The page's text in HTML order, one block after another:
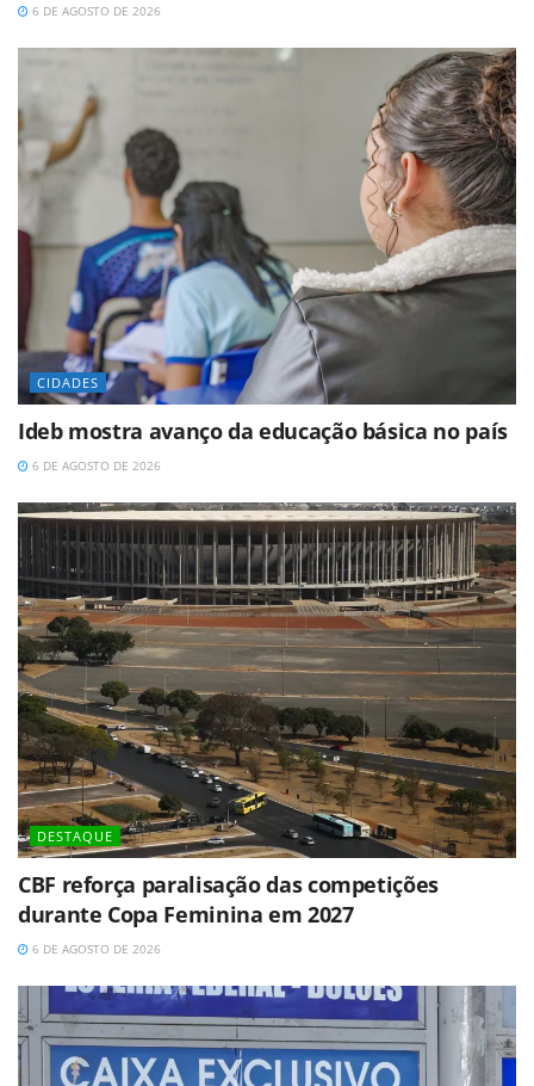
6 DE AGOSTO DE 2026
CIDADES
Ideb mostra avanço da educação básica no país
6 DE AGOSTO DE 2026
DESTAQUE
CBF reforça paralisação das competições
durante Copa Feminina em 2027
6 DE AGOSTO DE 2026